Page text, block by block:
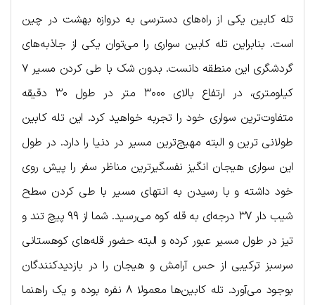
تله کابین یکی از راه‌های دسترسی به دروازه بهشت در چین
است. بنابراین تله کابین سواری را می‌توان یکی از جاذبه‌های
گردشگری این منطقه دانست. بدون شک با طی کردن مسیر ۷
کیلومتری، در ارتفاع بالای ۳۰۰۰ متر در طول ۳۰ دقیقه
متفاوت‌ترین سواری خود را تجربه خواهید کرد. این تله کابین
طولانی ترین و البته مهیج‌ترین مسیر در دنیا را دارد. در طول
این سواری هیجان انگیز نفسگیرترین مناظر سفر را پیش روی
خود داشته و با رسیدن به انتهای مسیر با طی کردن سطح
شیب دار ۳۷ درجه‌ای به قله کوه می‌رسید. شما از ۹۹ پیچ تند و
تیز در طول مسیر عبور کرده و البته حضور قله‌های کوهستانی
سرسبز ترکیبی از حس آرامش و هیجان را در بازدیدکنندگان
بوجود می‌آورد. تله کابین‌ها معمولا ۸ نفره بوده و یک راهنما